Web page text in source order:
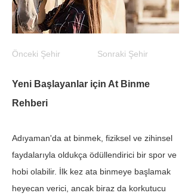
Önceki Şehir Sonraki Şehir
Yeni Başlayanlar için At Binme
Rehberi
Adıyaman'da at binmek, fiziksel ve zihinsel
faydalarıyla oldukça ödüllendirici bir spor ve
hobi olabilir. İlk kez ata binmeye başlamak
heyecan verici, ancak biraz da korkutucu